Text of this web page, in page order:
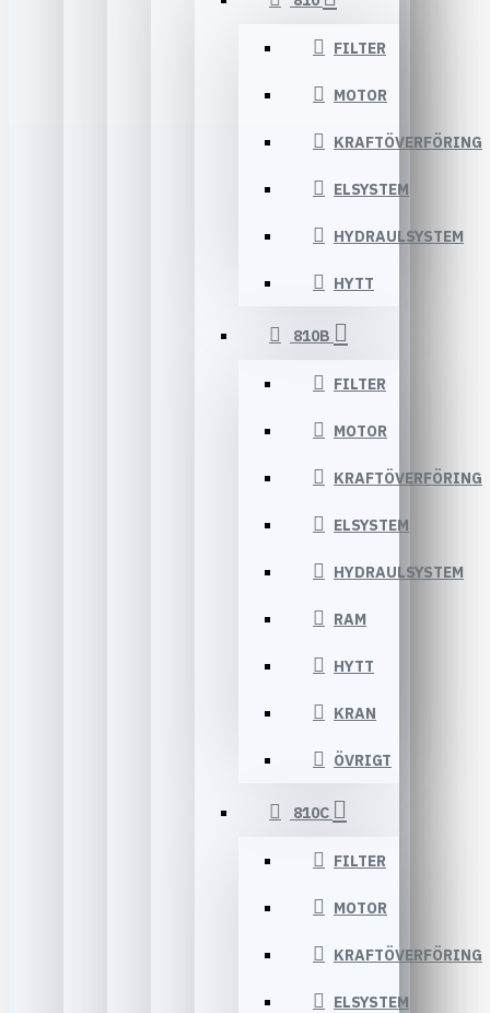
FILTER
MOTOR
KRAFTÖVERFÖRING
ELSYSTEM
HYDRAULSYSTEM
HYTT
810B
FILTER
MOTOR
KRAFTÖVERFÖRING
ELSYSTEM
HYDRAULSYSTEM
RAM
HYTT
KRAN
ÖVRIGT
810C
FILTER
MOTOR
KRAFTÖVERFÖRING
ELSYSTEM